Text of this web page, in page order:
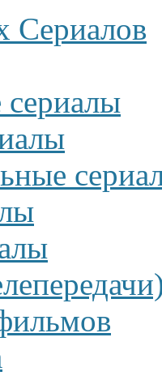
Сериалов